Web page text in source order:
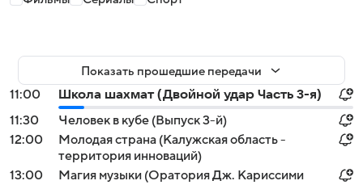
Показать прошедшие передачи
11:00
Школа шахмат (Двойной удар Часть 3-я)
11:30
Человек в кубе (Выпуск 3-й)
12:00
Молодая страна (Калужская область -
территория инноваций)
13:00
Магия музыки (Оратория Дж. Кариссими